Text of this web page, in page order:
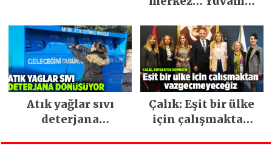
ara vermeden
devam ediyor
Atık yağlar sıvı
deterjana
Çalık: Eşit bir ülke
için çalışmaktan